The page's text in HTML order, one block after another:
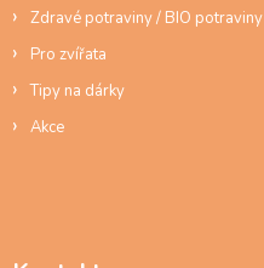
Zdravé potraviny / BIO potraviny
Pro zvířata
Tipy na dárky
Akce